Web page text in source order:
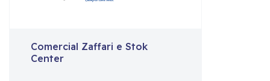
Comercial Zaffari e Stok
Center